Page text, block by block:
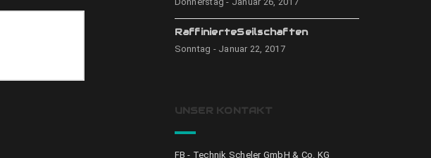
RaffinierteSeilschaften
Sonntag - Januar 22, 2017
UNSER KONTAKT
FB - Technik Scheler GmbH & Co. KG